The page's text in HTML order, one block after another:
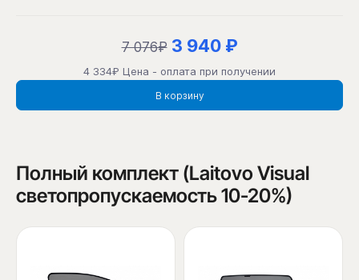
7 076₽ 3 940 ₽
4 334₽ Цена - оплата при получении
В корзину
Полный комплект (Laitovo Visual
светопропускаемость 10-20%)